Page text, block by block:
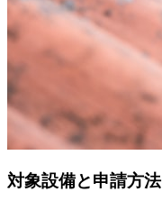
対象設備と申請方法